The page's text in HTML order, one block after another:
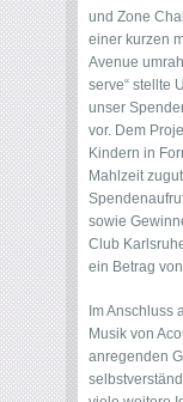
und Zone
einer kurzen
Avenue
serve“ stellte
unser
vor. Dem
Kindern in
Mahlzeit
sowie
Club
ein Betrag
Im Anschluss
Musik von
anregenden